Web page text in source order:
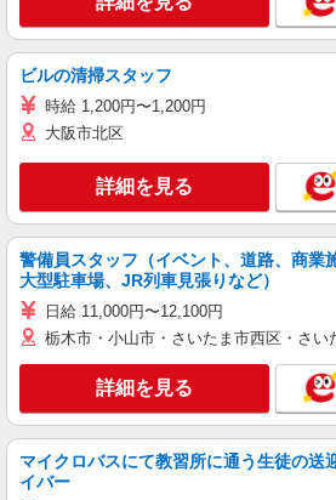
ビルの清掃スタッフ
時給 1,200円〜1,200円
大阪市北区
詳細を見る
警備員スタッフ（イベント、道路、商業
大型駐車場、JR列車見張りなど）
日給 11,000円〜12,100円
栃木市・小山市・さいたま市西区・さ
詳細を見る
マイクロバスにて教習所に通う生徒の送
イバー